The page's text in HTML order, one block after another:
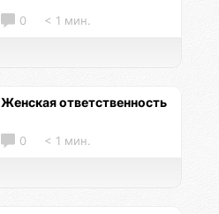
0 < 1 мин.
Женская ответственность
0 < 1 мин.